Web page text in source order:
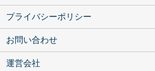
プライバシーポリシー
お問い合わせ
運営会社